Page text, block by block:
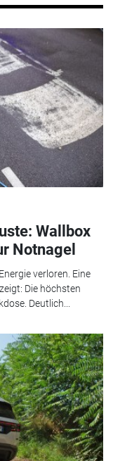
Wallbox
Notnagel
verloren. Eine
Die höchsten
Deutlich...